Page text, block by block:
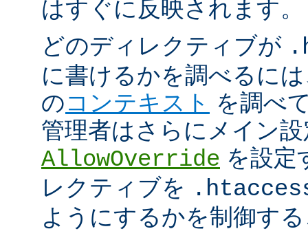
はすぐに反映されます。
どのディレクティブが
に書けるかを調べるに
のコンテキスト を調べ
管理者はさらにメイン
AllowOverride を設定
レクティブを
ようにするかを制御す